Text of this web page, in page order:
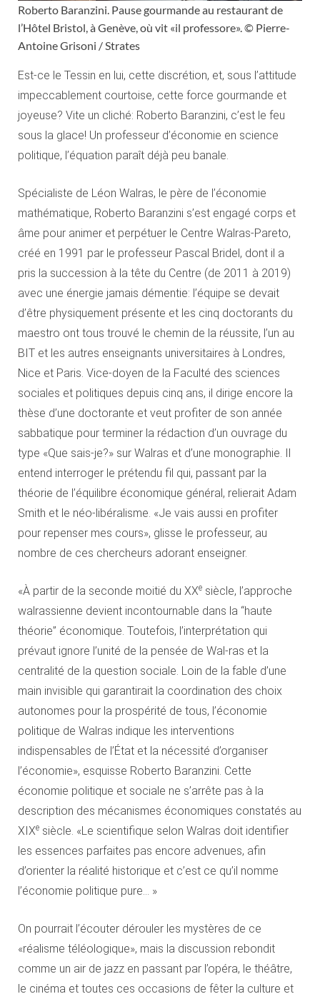
Roberto Baranzini. Pause gourmande au restaurant de
l’Hôtel Bristol, à Genève, où vit «il professore». © Pierre-
Antoine Grisoni / Strates
Est-ce le Tessin en lui, cette discrétion, et, sous l’attitude
impeccablement courtoise, cette force gourmande et
joyeuse? Vite un cliché: Roberto Baranzini, c’est le feu
sous la glace! Un professeur d’économie en science
politique, l’équation paraît déjà peu banale.
Spécialiste de Léon Walras, le père de l’économie
mathématique, Roberto Baranzini s’est engagé corps et
âme pour animer et perpétuer le Centre Walras-Pareto,
créé en 1991 par le professeur Pascal Bridel, dont il a
pris la succession à la tête du Centre (de 2011 à 2019)
avec une énergie jamais démentie: l’équipe se devait
d’être physiquement présente et les cinq doctorants du
maestro ont tous trouvé le chemin de la réussite, l’un au
BIT et les autres enseignants universitaires à Londres,
Nice et Paris. Vice-doyen de la Faculté des sciences
sociales et politiques depuis cinq ans, il dirige encore la
thèse d’une doctorante et veut profiter de son année
sabbatique pour terminer la rédaction d’un ouvrage du
type «Que sais-je?» sur Walras et d’une monographie. Il
entend interroger le prétendu fil qui, passant par la
théorie de l’équilibre économique général, relierait Adam
Smith et le néo-libéralisme. «Je vais aussi en profiter
pour repenser mes cours», glisse le professeur, au
nombre de ces chercheurs adorant enseigner.
«À partir de la seconde moitié du XXe siècle, l’approche
walrassienne devient incontournable dans la “haute
théorie” économique. Toutefois, l’interprétation qui
prévaut ignore l’unité de la pensée de Wal-ras et la
centralité de la question sociale. Loin de la fable d’une
main invisible qui garantirait la coordination des choix
autonomes pour la prospérité de tous, l’économie
politique de Walras indique les interventions
indispensables de l’État et la nécessité d’organiser
l’économie», esquisse Roberto Baranzini. Cette
économie politique et sociale ne s’arrête pas à la
description des mécanismes économiques constatés au
XIXe siècle. «Le scientifique selon Walras doit identifier
les essences parfaites pas encore advenues, afin
d’orienter la réalité historique et c’est ce qu’il nomme
l’économie politique pure… »
On pourrait l’écouter dérouler les mystères de ce
«réalisme téléologique», mais la discussion rebondit
comme un air de jazz en passant par l’opéra, le théâtre,
le cinéma et toutes ces occasions de fêter la culture et